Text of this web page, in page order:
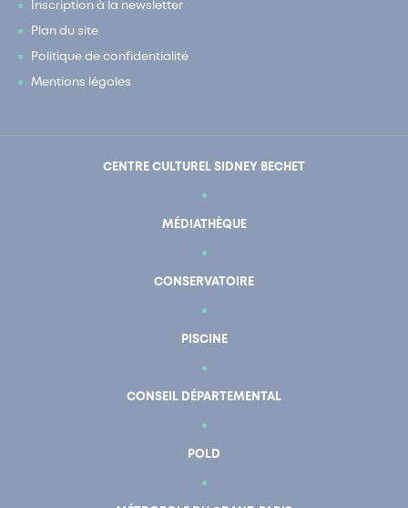
Inscription à la newsletter
Plan du site
Politique de confidentialité
Mentions légales
CENTRE CULTUREL SIDNEY BECHET
MÉDIATHÈQUE
CONSERVATOIRE
PISCINE
CONSEIL DÉPARTEMENTAL
POLD